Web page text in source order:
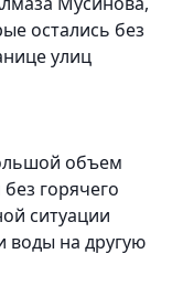
остались без
улиц
объем
горячего
ситуации
воды на другую